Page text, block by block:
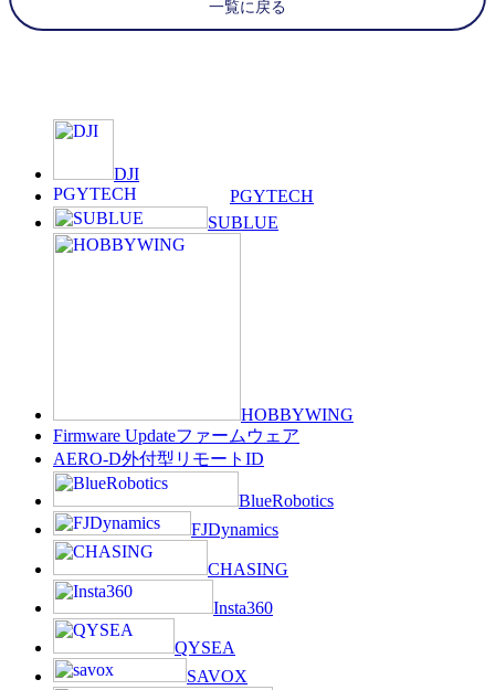
一覧に戻る
DJI
PGYTECH
SUBLUE
HOBBYWING
Firmware Updateファームウェア
AERO-D外付型リモートID
BlueRobotics
FJDynamics
CHASING
Insta360
QYSEA
SAVOX